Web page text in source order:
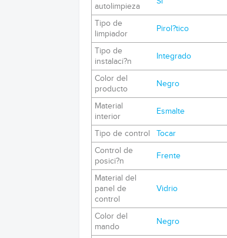
autolimpieza
Tipo de
limpiador
Pirol?tico
Tipo de
instalaci?n
Integrado
Color del
producto
Negro
Material
interior
Esmalte
Tipo de control
Tocar
Control de
posici?n
Frente
Material del
panel de
control
Vidrio
Color del
mando
Negro